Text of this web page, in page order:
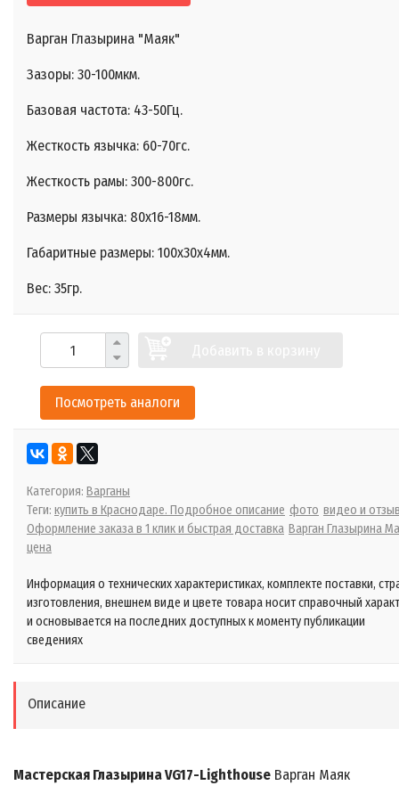
Варган Глазырина "Маяк"
Зазоры: 30-100мкм.
Базовая частота: 43-50Гц.
Жесткость язычка: 60-70гс.
Жесткость рамы: 300-800гс.
Размеры язычка: 80x16-18мм.
Габаритные размеры: 100x30x4мм.
Вес: 35гр.
Посмотреть аналоги
Категория: Варганы
Теги: купить в Краснодаре. Подробное описание фото видео и
Оформление заказа в 1 клик и быстрая доставка Варган Глазырина
цена
Информация о технических характеристиках, комплекте поставки,
изготовления, внешнем виде и цвете товара носит справочный
и основывается на последних доступных к моменту публикации
сведениях
Описание
Мастерская Глазырина VG17-Lighthouse Варган Маяк